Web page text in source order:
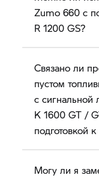
Zumo 660 с
R 1200 GS?
Связано ли
пустом
с сигнальной
K 1600 GT /
подготовкой
Могу ли я